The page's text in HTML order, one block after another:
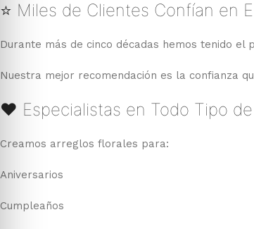
⭐ Miles de Clientes Confían en
Durante más de cinco décadas hemos tenido
Nuestra mejor recomendación es la confianza
❤️ Especialistas en Todo Tipo
Creamos arreglos florales para:
Aniversarios
Cumpleaños